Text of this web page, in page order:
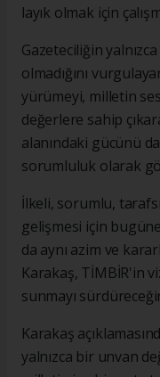
layık olmak için
Gazeteciliğin
olmadığını
yürümeyi, milletin
değerlere sahip
alanındaki gücünü
sorumluluk olarak
İlkeli, sorumlu,
gelişmesi için
da aynı azim ve
Karakaş, TİMBİR'in
sunmayı
Karakaş
yalnızca bir unvan